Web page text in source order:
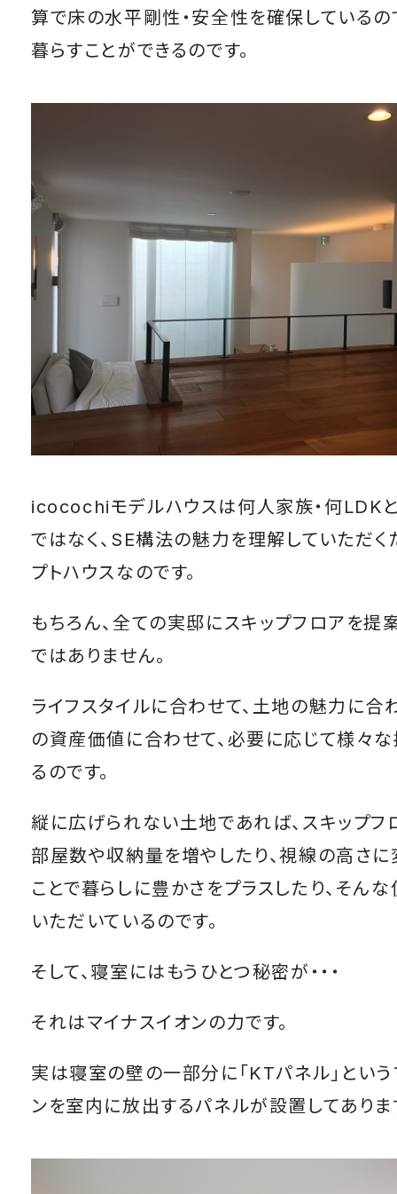
算で床の水平剛性・安全性を確保しているの
暮らすことができるのです。
icocochiモデルハウスは何人家族・何LDK
ではなく、SE構法の魅力を理解していただ
プトハウスなのです。
もちろん、全ての実邸にスキップフロアを提
ではありません。
ライフスタイルに合わせて、土地の魅力に合
の資産価値に合わせて、必要に応じて様々
るのです。
縦に広げられない土地であれば、スキップフ
部屋数や収納量を増やしたり、視線の高さ
ことで暮らしに豊かさをプラスしたり、そん
いただいているのです。
そして、寝室にはもうひとつ秘密が・・・
それはマイナスイオンの力です。
実は寝室の壁の一部分に「KTパネル」とい
ンを室内に放出するパネルが設置してありま